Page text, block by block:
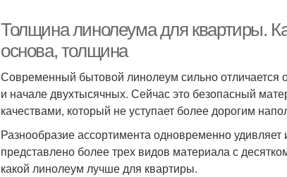
Толщина линолеума для квартиры.
основа, толщина
Современный бытовой линолеум сильно отличается
и начале двухтысячных. Сейчас это безопасный
качествами, который не уступает более дорогим
Разнообразие ассортимента одновременно
представлено более трех видов материала с
какой линолеум лучше для квартиры.